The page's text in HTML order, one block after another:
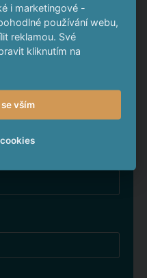
zhodnotit*
i marketingové -
používání webu,
reklamou. Své
kliknutím na
vším